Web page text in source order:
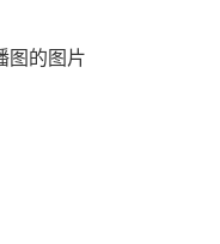
图的图片